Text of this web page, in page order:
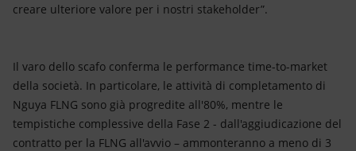
creare ulteriore valore per i nostri stakeholder”.
Il varo dello scafo conferma le performance time-to-market
della società. In particolare, le attività di completamento di
Nguya FLNG sono già progredite all'80%, mentre le
tempistiche complessive della Fase 2 - dall'aggiudicazione del
contratto per la FLNG all'avvio – ammonteranno a meno di 3